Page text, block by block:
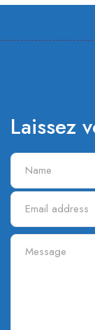
Laissez